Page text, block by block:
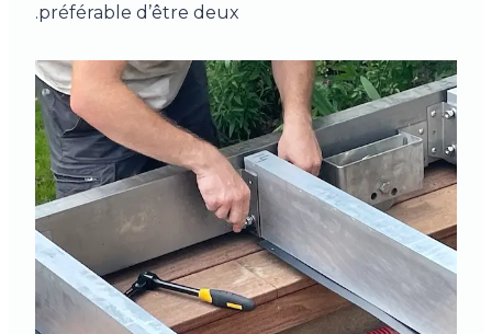
préférable d’être deux.